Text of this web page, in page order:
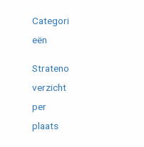
Categori
eën
Strateno
verzicht
per
plaats